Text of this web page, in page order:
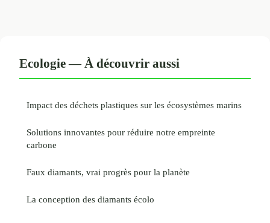
Ecologie — À découvrir aussi
Impact des déchets plastiques sur les écosystèmes marins
Solutions innovantes pour réduire notre empreinte
carbone
Faux diamants, vrai progrès pour la planète
La conception des diamants écolo